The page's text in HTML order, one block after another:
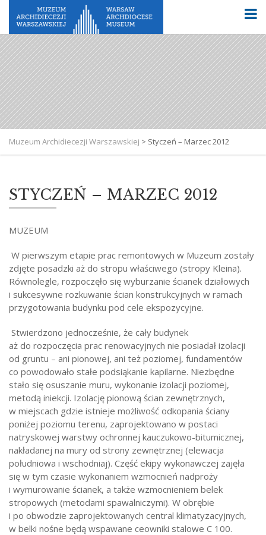
Muzeum Archidiecezji Warszawskiej > Styczeń – Marzec 2012
STYCZEŃ – MARZEC 2012
MUZEUM
W pierwszym etapie prac remontowych w Muzeum zostały
zdjęte posadzki aż do stropu właściwego (stropy Kleina).
Równolegle, rozpoczęło się wyburzanie ścianek działowych
i sukcesywne rozkuwanie ścian konstrukcyjnych w ramach
przygotowania budynku pod cele ekspozycyjne.
Stwierdzono jednocześnie, że cały budynek
aż do rozpoczęcia prac renowacyjnych nie posiadał izolacji
od gruntu – ani pionowej, ani też poziomej, fundamentów
co powodowało stałe podsiąkanie kapilarne. Niezbędne
stało się osuszanie muru, wykonanie izolacji poziomej,
metodą iniekcji. Izolację pionową ścian zewnętrznych,
w miejscach gdzie istnieje możliwość odkopania ściany
poniżej poziomu terenu, zaprojektowano w postaci
natryskowej warstwy ochronnej kauczukowo-bitumicznej,
nakładanej na mury od strony zewnętrznej (elewacja
południowa i wschodniaj). Część ekipy wykonawczej zajęła
się w tym czasie wykonaniem wzmocnień nadproży
i wymurowanie ścianek, a także wzmocnieniem belek
stropowych (metodami spawalniczymi). W obrębie
i po obwodzie zaprojektowanych central klimatyzacyjnych,
w belki nośne będą wspawane ceowniki stalowe C 100.